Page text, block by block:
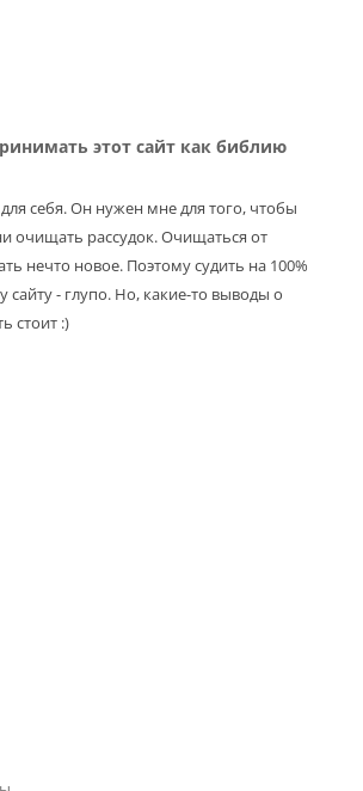
этот сайт как библию
себя. Он нужен мне для того, чтобы
очищать рассудок. Очищаться от
нечто новое. Поэтому судить на 100%
сайту - глупо. Но, какие-то выводы о
стоит :)